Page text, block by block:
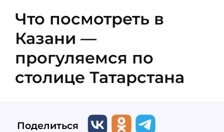
Что посмотреть в
Казани —
прогуляемся по
столице Татарстана
Поделиться